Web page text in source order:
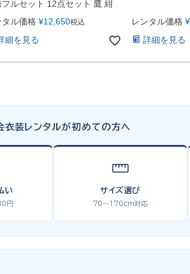
フルセット 12点セット 鷹 紺
タル価格 ¥12,650税込
細を見る
レンタル価格 ¥
詳細を見る
衣装レンタルが初めての方へ
い
円
サイズ選び
70〜170cm対応